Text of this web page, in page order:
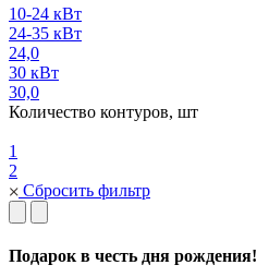
10-24 кВт
24-35 кВт
24,0
30 кВт
30,0
Количество контуров, шт
1
2
Сбросить фильтр
Подарок в честь дня рождения!